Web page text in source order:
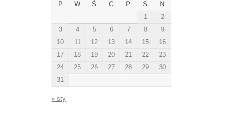
P
W Ś C P S
N
1
2
3
4 5 6 7 8
9
10
11 12 13 14 15
16
17
18 19 20 21 22
23
24
25 26 27 28 29
30
31
« sty